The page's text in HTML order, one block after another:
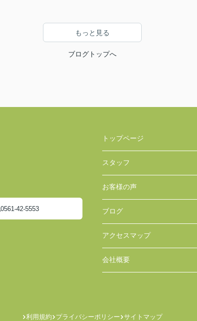
もっと見る
ブログトップへ
0561-42-5553
トップページ
スタッフ
お客様の声
ブログ
アクセスマップ
会社概要
利用規約 プライバシーポリシー サイトマップ